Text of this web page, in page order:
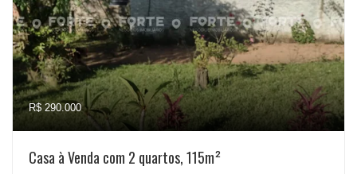
R$ 290.000
Casa à Venda com 2 quartos, 115m²